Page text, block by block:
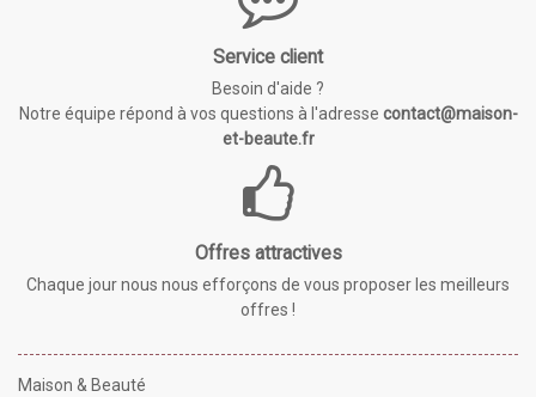
Service client
Besoin d'aide ?
Notre équipe répond à vos questions à l'adresse contact@maison-
et-beaute.fr
Offres attractives
Chaque jour nous nous efforçons de vous proposer les meilleurs
offres !
Maison & Beauté